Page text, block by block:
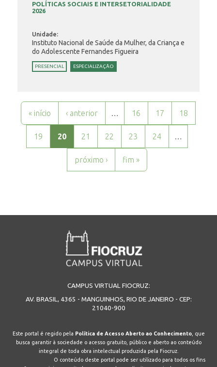
POLÍTICAS SOCIAIS E INTERSETORIALIDADE
2026
Unidade:
Instituto Nacional de Saúde da Mulher, da Criança e
do Adolescente Fernandes Figueira
PRESENCIAL ESPECIALIZAÇÃO
Páginas
« início ‹ anterior … 16 17 18
19 20 21 22 23 24 …
próximo › fim »
CAMPUS VIRTUAL FIOCRUZ:
AV. BRASIL, 4365 - MANGUINHOS, RIO DE JANEIRO - CEP:
21040-900
Este portal é regido pela Política de Acesso Aberto ao Conhecimento, que
busca garantir à sociedade o acesso gratuito, público e aberto ao conteúdo
integral de toda obra intelectual produzida pela Fiocruz.
O conteúdo deste portal pode ser utilizado para todos os fins